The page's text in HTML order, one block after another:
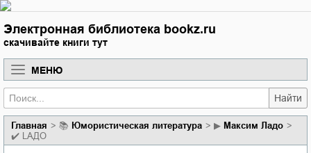
Электронная библиотека bookz.ru
скачивайте книги тут
МЕНЮ
Найти
Главная 📚 юмористическая литература ▶ Максим Ладо
✔️ LAДО